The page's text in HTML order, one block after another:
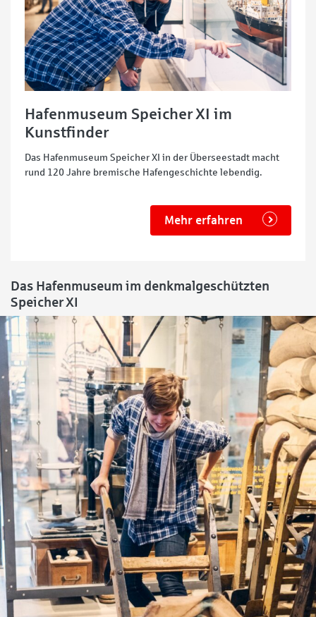
Hafenmuseum Speicher XI im
Kunstfinder
Das Hafenmuseum Speicher XI in der Überseestadt macht
rund 120 Jahre bremische Hafengeschichte lebendig.
Mehr erfahren
Das Hafenmuseum im denkmalgeschützten
Speicher XI